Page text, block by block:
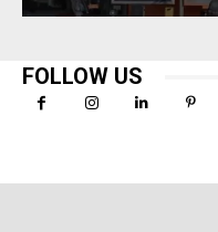
FOLLOW US